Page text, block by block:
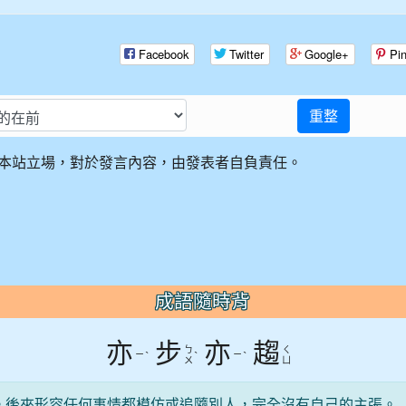
Facebook Twitter Google+
重整
站立場，對於發言內容，由發表者自負責任。
成語隨時背
亦 ㄧ ˋ 步 ㄅ
ㄨ ˋ 亦 ㄧ ˋ 趨 ㄑ